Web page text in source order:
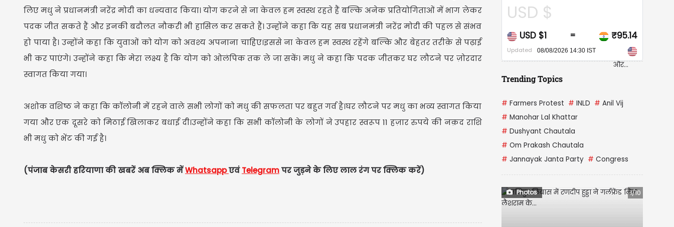
लिए मधु ने प्रधानमंत्री नरेंद्र मोदी का धन्यवाद किया। योग करने से ना केवल हम स्वस्थ रहते हैं बल्कि अनेक प्रतियोगिताओं में भाग लेकर
पदक जीत सकते हैं और इनकी बदौलत नौकरी भी हासिल कर सकते हैं। उन्होंने कहा कि यह सब प्रधानमंत्री नरेंद्र मोदी की पहल से संभव
हो पाया है। उन्होंने कहा कि युवाओं को योग को अवश्य अपनाना चाहिए।इससे ना केवल हम स्वस्थ रहेंगे बल्कि और बेहतर तरीक़े से पढ़ाई
भी कर पाएंगे। उन्होंने कहा कि मेरा लक्ष्य है कि योग को ओलंपिक तक ले जा सकें। मधु ने कहा कि पदक जीतकर घर लौटने पर ज़ोरदार
स्वागत किया गया।
अशोक वशिष्ठ ने कहा कि कॉलोनी में रहने वाले सभी लोगों को मधु की सफलता पर बहुत गर्व है।घर लौटने पर मधु का भव्य स्वागत किया
गया और एक दूसरे को मिठाई खिलाकर बधाई दी।उन्होंने कहा कि सभी कॉलोनी के लोगों ने उपहार स्वरूप 11 हज़ार रुपये की नक़द राशि
भी मधु को भेंट की गई है।
(पंजाब केसरी हरियाणा की खबरें अब क्लिक मेंWhatsappएवंTelegramपर जुड़ने के लिए लाल रंग पर क्लिक करें)
USD $
USD $1 ₹95.14
08/08/2026 14:30 IST
CAD $1
Updated 08/08/2026 14:30 IST
Trending Topics
# Farmers Protest # INLD # Anil Vij
# Manohar Lal Khattar
# Dushyant Chautala
# Om Prakash Chautala
# Jannayak Janta Party # Congress
Photos 1/10